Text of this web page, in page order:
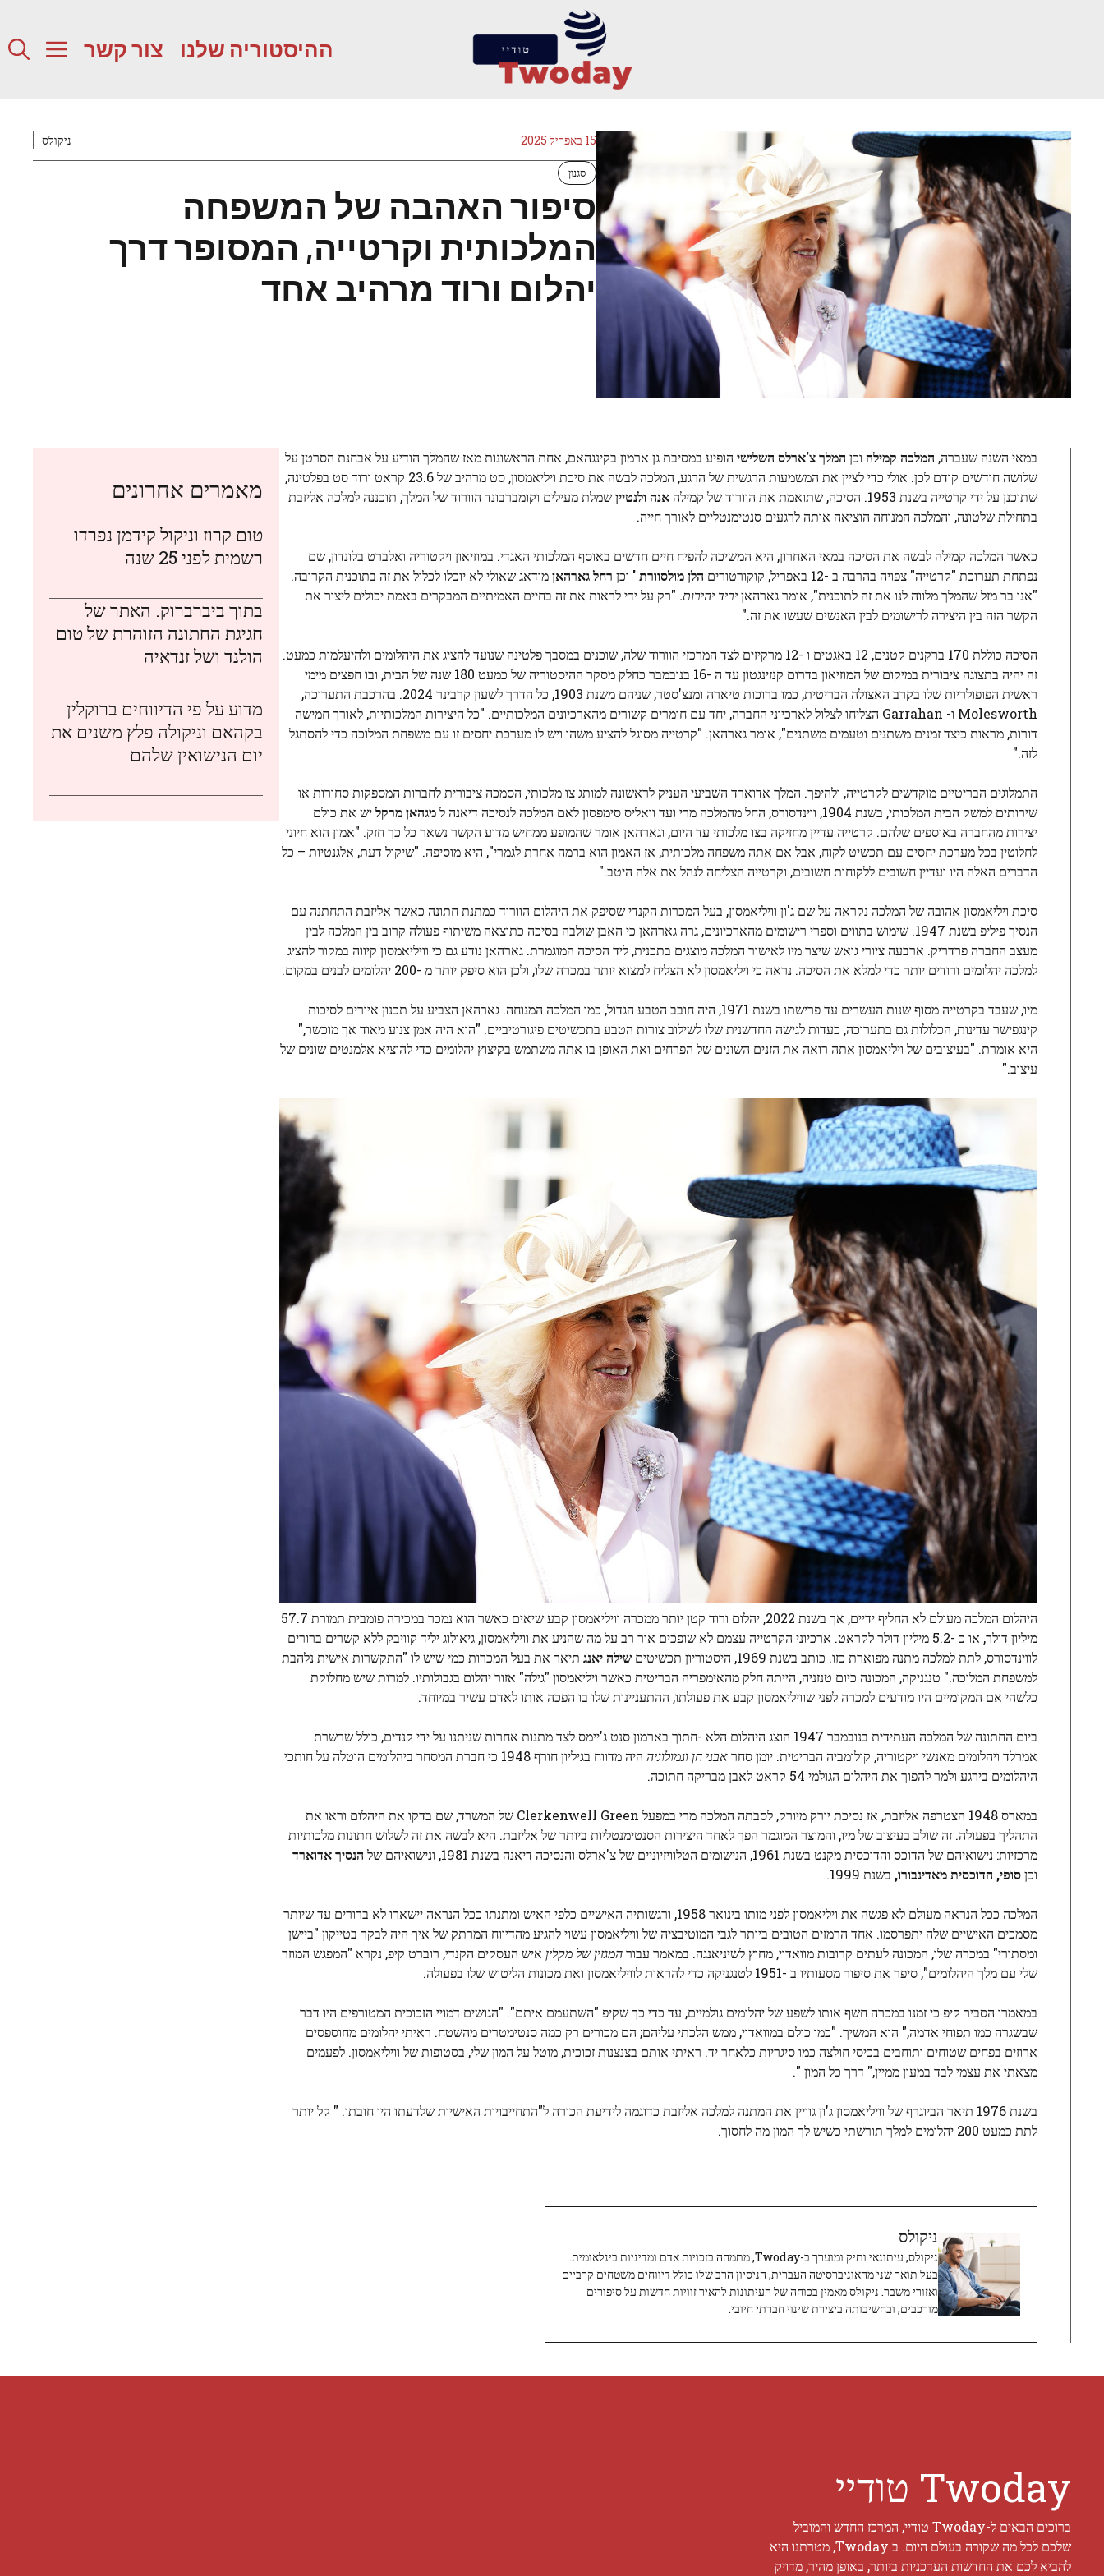
ההיסטוריה שלנו צור קשר
15 באפריל 2025 ניקולס
סגנון
סיפור האהבה של המשפחה
המלכותית וקרטייה, המסופר דרך
יהלום ורוד מרהיב אחד
במאי השנה שעברה, המלכה קמילה וכן המלך צ'ארלס השלישי הופיע במסיבת גן ארמון בקינגהאם, אחת הראשונות מאז שהמלך הודיע ​​על אבחנת הסרטן על
שלושה חודשים קודם לכן. אולי כדי לציין את המשמעות הרגשית של הרגע, המלכה לבשה את סיכת ויליאמסון, סט מרהיב של 23.6 קראט ורוד סט בפלטינה,
שתוכנן על ידי קרטייה בשנת 1953. הסיכה, שתואמת את הוורוד של קמילה
אנה ולנטייןשמלת מעילים וקומברבונד הוורוד של המלך, תוכננה למלכה אליזבת
בתחילת שלטונה, והמלכה המנוחה הוציאה אותה לרגעים סנטימנטליים לאורך חייה.
כאשר המלכה קמילה לבשה את הסיכה במאי האחרון, היא המשיכה להפיח חיים חדשים באוסף המלכותי האגדי. במוזיאון ויקטוריה ואלברט בלונדון, שם
נפתחת תערוכת "קרטייה" צפויה בהרבה ב -12 באפריל, קוקורטורים
הלן מולסוורת ' וכן רחל גארהאןמודאג שאולי לא יוכלו לכלול את זה בתוכנית הקרובה.
"אנו בר מזל שהמלך מלווה לנו את זה לתוכנית", אומר גארהאןיריד יהירות. "רק על ידי לראות את זה בחיים האמיתיים המבקרים באמת יכולים ליצור את
הקשר הזה בין היצירה לרישומים לבין האנשים שעשו את זה."
הסיכה כוללת 170 ברקנים קטנים, 12 באגטים ו -12 מרקיזים לצד המרכזי הוורוד שלה, שוכנים במסבך פלטינה שנועד להציג את היהלומים ולהיעלמות כמעט.
זה יהיה בתצוגה ציבורית במיקום של המוזיאון בדרום קנזינגטון עד ה -16 בנובמבר כחלק מסקר ההיסטוריה של כמעט 180 שנה של הבית, ובו חפצים מימי
ראשית הפופולריות שלו בקרב האצולה הבריטית, כמו ברוכות טיארה ומנצ'סטר, שניהם משנת 1903, כל הדרך לשעון קרבינר 2024. בהרכבת התערוכה,
Molesworth ו- Garrahan הצליחו לצלול לארכיוני החברה, יחד עם חומרים קשורים מהארכיונים המלכותיים. "כל היצירות המלכותיות, לאורך חמישה
דורות, מראות כיצד זמנים משתנים וטעמים משתנים", אומר גארהאן. "קרטייה מסוגל להציע משהו ויש לו מערכת יחסים זו עם משפחת המלוכה כדי להסתגל
לזה."
התמלוגים הבריטיים מוקדשים לקרטייה, ולהיפך. המלך אדוארד השביעי העניק לראשונה למותג צו מלכותי, הסמכה ציבורית לחברות המספקות סחורות או
שירותים למשק הבית המלכותי, בשנת 1904, ווינדסורס, החל מהמלכה מרי ועד וואליס סימפסון לאם המלכה לנסיכה דיאנה ל
מגהאן מרקליש את כולם
יצירות מהחברה באוספים שלהם. קרטייה עדיין מחזיקה בצו מלכותי עד היום, וגארהאן אומר שהמופע ממחיש מדוע הקשר נשאר כל כך חזק. "אמון הוא חיוני
לחלוטין בכל מערכת יחסים עם תכשיט לקוח, אבל אם אתה משפחה מלכותית, אז האמון הוא ברמה אחרת לגמרי", היא מוסיפה. "שיקול דעת, אלגנטיות – כל
הדברים האלה היו ועדיין חשובים ללקוחות חשובים, וקרטייה הצליחה לנהל את אלה היטב."
סיכת ויליאמסון אהובה של המלכה נקראה על שם ג'ון וויליאמסון, בעל המכרות הקנדי שסיפק את היהלום הוורוד כמתנת חתונה כאשר אליזבת התחתנה עם
הנסיך פיליפ בשנת 1947. שימוש בתווים וספרי רישומים מהארכיונים, גרה גארהאן כי האבן שולבה בסיכה כתוצאה משיתוף פעולה קרוב בין המלכה לבין
מעצב החברה פרדריק. ארבעה ציורי גואש שיצר מיו לאישור המלכה מוצגים בתכנית, ליד הסיכה המוגמרת. גארהאן נודע גם כי וויליאמסון קיווה במקור להציג
למלכה יהלומים ורודים יותר כדי למלא את הסיכה. נראה כי ויליאמסון לא הצליח למצוא יותר במכרה שלו, ולכן הוא סיפק יותר מ -200 יהלומים לבנים במקום.
מיו, שעבד בקרטייה מסוף שנות העשרים עד פרישתו בשנת 1971, היה חובב הטבע הגדול, כמו המלכה המנוחה. גארהאן הצביע על תכנון איורים לסיכות
קינגפישר עדינות, הכלולות גם בתערוכה, כעדות לגישה החדשנית שלו לשילוב צורות הטבע בתכשיטים פיגורטיביים. "הוא היה אמן צנוע מאוד אך מוכשר,"
היא אומרת. "בעיצובים של ויליאמסון אתה רואה את הזנים השונים של הפרחים ואת האופן בו אתה משתמש בקיצוץ יהלומים כדי להוציא אלמנטים שונים של
עיצוב."
היהלום המלכה מעולם לא החליף ידיים, אך בשנת 2022, יהלום ורוד קטן יותר ממכרה וויליאמסון קבע שיאים כאשר הוא נמכר במכירה פומבית תמורת 57.7
מיליון דולר, או כ -5.2 מיליון דולר לקראט. ארכיוני הקרטייה עצמם לא שופכים אור רב על מה שהניע את וויליאמסון, גיאולוג יליד קוויבק ללא קשרים ברורים
לווינדסורס, לתת למלכה מתנה מפוארת כזו. כותב בשנת 1969, היסטוריון תכשיטים
שילה יאנג תיאר את בעל המכרות כמי שיש לו "התקשרות אישית נלהבת
למשפחת המלוכה." טנגניקה, המכונה כיום טנזניה, הייתה חלק מהאימפריה הבריטית כאשר ויליאמסון "גילה" אזור יהלום בגבולותיו. למרות שיש מחלוקת
כלשהי אם המקומיים היו מודעים למכרה לפני שוויליאמסון קבע את פעולתו, ההתעניינות שלו בו הפכה אותו לאדם עשיר במיוחד.
ביום החתונה של המלכה העתידית בנובמבר 1947 הוצג היהלום הלא -חתוך בארמון סנט ג'יימס לצד מתנות אחרות שניתנו על ידי קנדים, כולל שרשרת
אמרלד ויהלומים מאנשי ויקטוריה, קולומביה הבריטית. יומן סחראבני חן וגמולוגיה
היה מדווח בגיליון חורף 1948 כי חברת המסחר ביהלומים הוטלה על חותכי
היהלומים בירגע ולמר להפוך את היהלום הגולמי 54 קראט לאבן מבריקה חתוכה.
במארס 1948 הצטרפה אליזבת, אז נסיכת יורק מיורק, לסבתה המלכה מרי במפעל Clerkenwell Green של המשרד, שם בדקו את היהלום וראו את
התהליך בפעולה. זה שולב בעיצוב של מיו, והמוצר המוגמר הפך לאחד היצירות הסנטימנטליות ביותר של אליזבת. היא לבשה את זה לשלוש חתונות מלכותיות
מרכזיות: נישואיהם של הדוכס והדוכסית מקנט בשנת 1961, הנישומים הטלוויזיוניים של צ'ארלס והנסיכה דיאנה בשנת 1981, ונישואיהם של
הנסיך אדוארד
וכןסופי, הדוכסית מאדינבורו, בשנת 1999.
המלכה ככל הנראה מעולם לא פגשה את ויליאמסון לפני מותו בינואר 1958, ורגשותיה האישיים כלפי האיש ומתנתו ככל הנראה יישארו לא ברורים עד שיותר
מסמכים האישיים שלה יתפרסמו. אחד הרמזים הטובים ביותר לגבי המוטיבציה של וויליאמסון עשוי להגיע מהדיווח המרתק של איך היה לבקר בטייקון "ביישן
ומסתורי" במכרה שלו, המכונה לעתים קרובות מוואדוי, מחוץ לשיניאנגה. במאמר עבורהמגזין של מקלין איש העסקים הקנדי, רוברט קיפ, נקרא "המפגש המוזר
שלי עם מלך היהלומים", סיפר את סיפור מסעותיו ב -1951 לטנגניקה כדי להראות לוויליאמסון ואת מכונות הליטוש שלו בפעולה.
במאמרו הסביר קיפ כי זמנו במכרה חשף אותו לשפע של יהלומים גולמיים, עד כדי כך שקיפ "השתעמם איתם". "הגושים דמויי הזכוכית המטורפים היו דבר
שבשגרה כמו תפוחי אדמה," הוא המשיך. "כמו כולם במוואדוי, ממש הלכתי עליהם; הם מכורים רק כמה סנטימטרים מהשטח. ראיתי יהלומים מחוספסים
ארוזים בפחים שטוחים ותוחבים בכיסי חולצה כמו סיגריות כלאחר יד. ראיתי אותם בצנצנות זכוכית, מוטל על המון שלי, בסטופות של וויליאמסון. לפעמים
מצאתי את עצמי לבד במעון ממיין," דרך כל המון ".
בשנת 1976 תיאר הביוגרף של וויליאמסון ג'ון גוויין את המתנה למלכה אליזבת כדוגמה לידיעת הכורה ל"התחייבויות האישיות שלדעתו היו חובתו. " קל יותר
לתת כמעט 200 יהלומים למלך תורשתי כשיש לך המון מה לחסוך.
ניקולס
ניקולס, עיתונאי ותיק ומוערך ב-Twoday, מתמחה בזכויות אדם ומדיניות בינלאומית.
בעל תואר שני מהאוניברסיטה העברית, הניסיון הרב שלו כולל דיווחים משטחים קרביים
ואזורי משבר. ניקולס מאמין בכוחה של העיתונות להאיר זוויות חדשות על סיפורים
מורכבים, ובחשיבותה ביצירת שינוי חברתי חיובי.
מאמרים אחרונים
טום קרוז וניקול קידמן נפרדו
רשמית לפני 25 שנה
בתוך ביברברוק. האתר של
חגיגת החתונה הזוהרת של טום
הולנד ושל זנדאיה
מדוע על פי הדיווחים ברוקלין
בקהאם וניקולה פלץ משנים את
יום הנישואין שלהם
Twoday טודיי
ברוכים הבאים ל-Twoday טודיי, המרכז החדש והמוביל
שלכם לכל מה שקורה בעולם היום. ב Twoday, מטרתנו היא
להביא לכם את החדשות העדכניות ביותר, באופן מהיר, מדויק